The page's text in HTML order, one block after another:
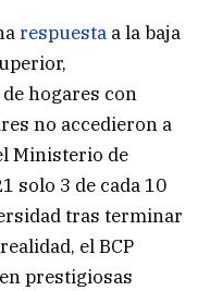
respuesta a la baja
hogares con
no accedieron a
Ministerio de
solo 3 de cada 10
tras terminar
el BCP
prestigiosas